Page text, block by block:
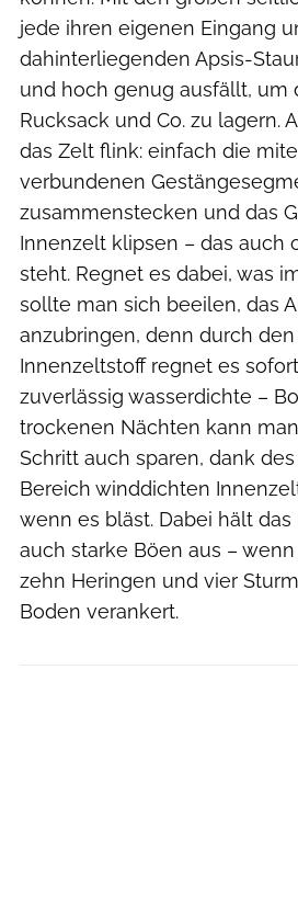
jede ihren eigenen Eingang
dahinterliegenden Apsis-
und hoch genug ausfällt, um
Rucksack und Co. zu lagern.
das Zelt flink: einfach die
verbundenen
zusammenstecken und das
Innenzelt klipsen – das auch
steht. Regnet es dabei, was
sollte man sich beeilen, das
anzubringen, denn durch
Innenzeltstoff regnet es
zuverlässig wasserdichte –
trockenen Nächten kann
Schritt auch sparen, dank
Bereich winddichten
wenn es bläst. Dabei hält
auch starke Böen aus –
zehn Heringen und vier
Boden verankert.